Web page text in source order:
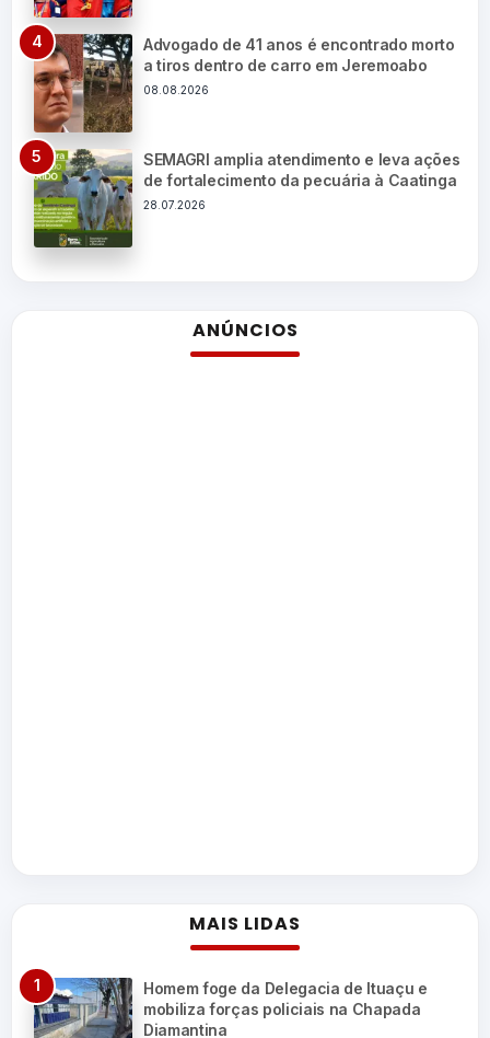
Advogado de 41 anos é encontrado morto
a tiros dentro de carro em Jeremoabo
08.08.2026
SEMAGRI amplia atendimento e leva ações
de fortalecimento da pecuária à Caatinga
28.07.2026
ANÚNCIOS
MAIS LIDAS
Homem foge da Delegacia de Ituaçu e
mobiliza forças policiais na Chapada
Diamantina